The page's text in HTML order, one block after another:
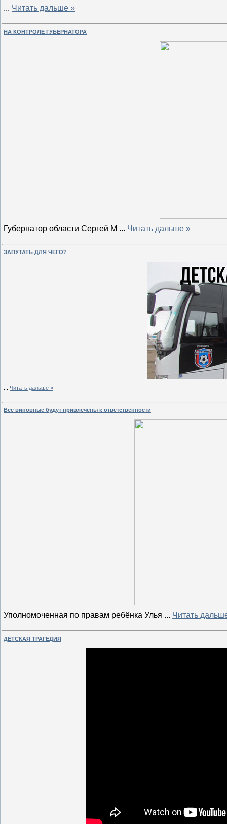
... Читать дальше »
НА КОНТРОЛЕ ГУБЕРНАТОРА
Губернатор области Сергей М ... Читать дальше »
ЗАПУТАТЬ ДЛЯ ЧЕГО?
Читать дальше »
Все виновные будут привлечены к ответственности
Уполномоченная по правам ребёнка Улья ... Читать
ДЕТСКАЯ ТРАГЕДИЯ